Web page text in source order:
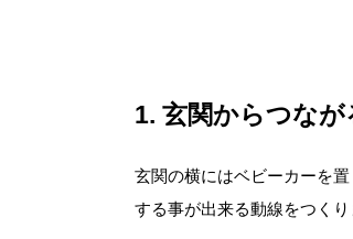
1 玄関からつな
玄関の横にはベビーカーを
する事が出来る動線をつくり